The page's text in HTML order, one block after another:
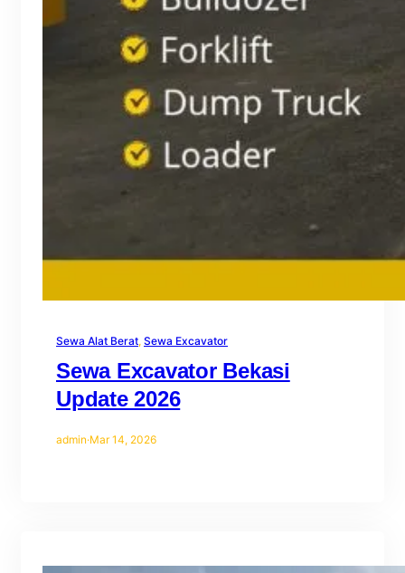
Sewa Alat Berat, Sewa Excavator
Sewa Excavator Bekasi
Update 2026
admin·Mar 14, 2026